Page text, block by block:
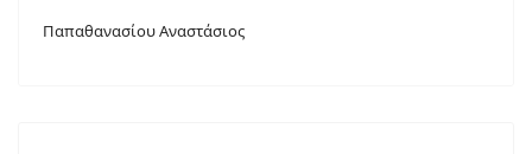
Παπαθανασίου Αναστάσιος